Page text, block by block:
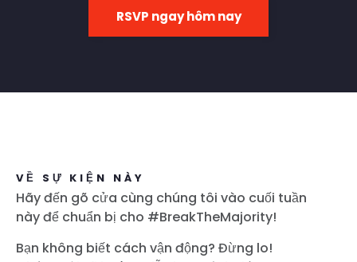
RSVP ngay hôm nay
VỀ SỰ KIỆN NÀY
Hãy đến gõ cửa cùng chúng tôi vào cuối tuần
này để chuẩn bị cho #BreakTheMajority!
Bạn không biết cách vận động? Đừng lo!